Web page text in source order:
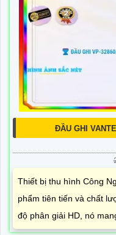
ĐẦU GHI
Thiết bị thu hình Công
phẩm tiên tiến và chất
độ phân giải HD, nó